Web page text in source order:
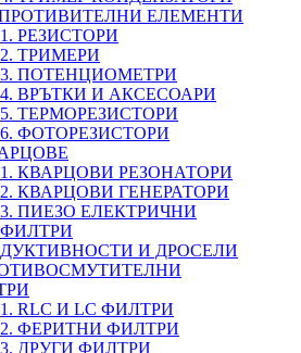
ЕЛЕМЕНТИ
1. РЕЗИСТОРИ
2. ТРИМЕРИ
3. ПОТЕНЦИОМЕТРИ
4. ВРЪТКИ И АКСЕСОАРИ
5. ТЕРМОРЕЗИСТОРИ
6. ФОТОРЕЗИСТОРИ
1. КВАРЦОВИ РЕЗОНАТОРИ
2. КВАРЦОВИ ГЕНЕРАТОРИ
3. ПИЕЗО ЕЛЕКТРИЧНИ
ФИЛТРИ
И ДРОСЕЛИ
1. RLC И LC ФИЛТРИ
2. ФЕРИТНИ ФИЛТРИ
3. ДРУГИ ФИЛТРИ